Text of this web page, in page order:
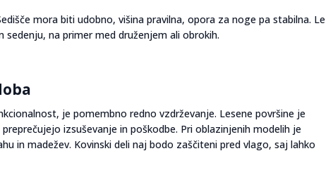
mora biti udobno, višina pravilna, opora za noge pa stabilna. Le
na primer med druženjem ali obrokih.
je pomembno redno vzdrževanje. Lesene površine je
izsuševanje in poškodbe. Pri oblazinjenih modelih je
in madežev. Kovinski deli naj bodo zaščiteni pred vlago, saj lahko